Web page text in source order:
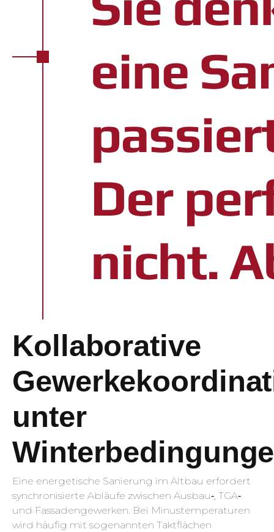
Kollaborative
unter
Eine energetische Sanierung im Altbau erfordert
synchronisierte Abläufe zwischen Ausbau‐, TGA‐
und Fassadengewerken. Bei Minustemperaturen
wird häufig mit sogenannten Taktflächen